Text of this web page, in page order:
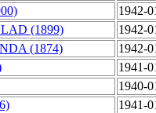
1942-
(1899)
1942-
(1874)
1942-
1941-
1940-
1941-